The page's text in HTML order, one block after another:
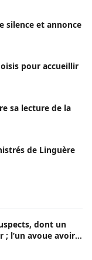
silence et annonce
pour accueillir
sa lecture de la
de Linguère
dont un
; l’un avoue avoir